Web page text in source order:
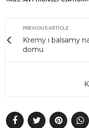
PREVIOUS ARTICLE
Kremy i balsamy
domu